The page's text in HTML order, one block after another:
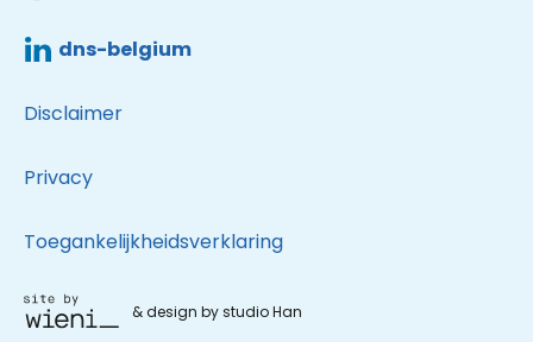
dns-belgium
Disclaimer
Privacy
Toegankelijkheidsverklaring
& design by studio Han